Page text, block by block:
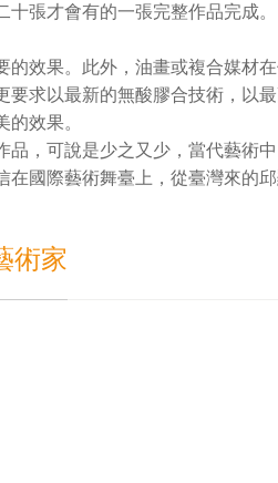
張才會有的一張完整作品完成
效果。此外，油畫或複合媒材
求以最新的無酸膠合技術，以
效果。
，可說是少之又少，當代藝術
國際藝術舞臺上，從臺灣來的
術家